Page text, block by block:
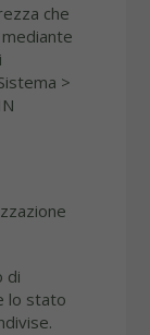
che
>
di
lo stato